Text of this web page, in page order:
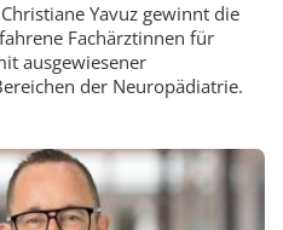
Yavuz gewinnt die
Fachärztinnen für
ausgewiesener
der Neuropädiatrie.